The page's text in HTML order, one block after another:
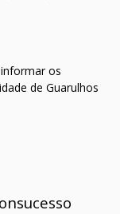
os
de Guarulhos